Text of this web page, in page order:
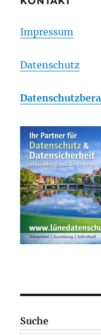
Impressum
Datenschutz
Suche